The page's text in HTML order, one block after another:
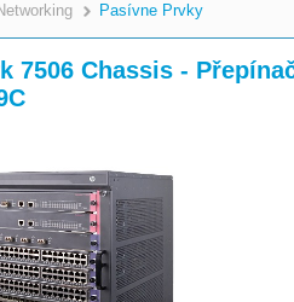
>
Pasívne Prvky
7506 Chassis -